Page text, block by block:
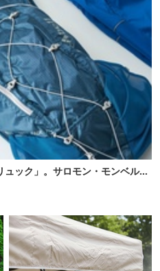
ュック」。サロモン・モンベル…